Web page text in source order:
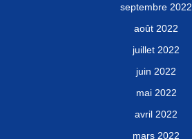
septembre 2022
août 2022
juillet 2022
juin 2022
mai 2022
avril 2022
mars 2022